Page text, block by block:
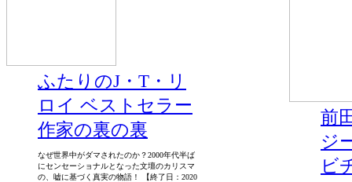
ふたりのJ・T・リ
ロイ ベストセラー
作家の裏の裏
なぜ世界中がダマされたのか？2000年代半ば
にセンセーショナルとなった文壇のカリスマ
の、嘘に基づく真実の物語！ 【終了日：2020
前
ジ
ビ